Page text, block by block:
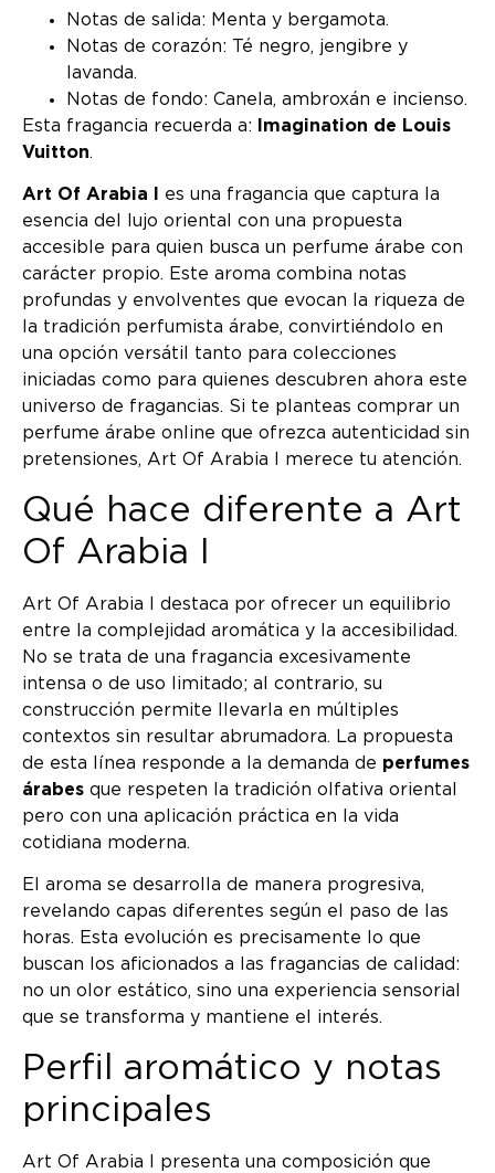
Notas de salida: Menta y bergamota.
Notas de corazón: Té negro, jengibre y
lavanda.
Notas de fondo: Canela, ambroxán e incienso.
Esta fragancia recuerda a:
Imagination de Louis
Vuitton.
Art Of Arabia I
es una fragancia que captura la
esencia del lujo oriental con una propuesta
accesible para quien busca un perfume árabe con
carácter propio. Este aroma combina notas
profundas y envolventes que evocan la riqueza de
la tradición perfumista árabe, convirtiéndolo en
una opción versátil tanto para colecciones
iniciadas como para quienes descubren ahora este
universo de fragancias. Si te planteas comprar un
perfume árabe online que ofrezca autenticidad sin
pretensiones, Art Of Arabia I merece tu atención.
Qué hace diferente a Art
Of Arabia I
Art Of Arabia I destaca por ofrecer un equilibrio
entre la complejidad aromática y la accesibilidad.
No se trata de una fragancia excesivamente
intensa o de uso limitado; al contrario, su
construcción permite llevarla en múltiples
contextos sin resultar abrumadora. La propuesta
de esta línea responde a la demanda de perfumes
árabes que respeten la tradición olfativa oriental
pero con una aplicación práctica en la vida
cotidiana moderna.
El aroma se desarrolla de manera progresiva,
revelando capas diferentes según el paso de las
horas. Esta evolución es precisamente lo que
buscan los aficionados a las fragancias de calidad:
no un olor estático, sino una experiencia sensorial
que se transforma y mantiene el interés.
Perfil aromático y notas
principales
Art Of Arabia I presenta una composición que